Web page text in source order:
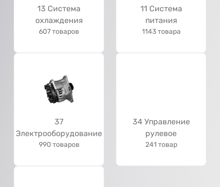
13 Система
охлаждения
607 товаров
11 Система
питания
1143 товара
37
Электрооборудование
990 товаров
34 Управление
рулевое
241 товар